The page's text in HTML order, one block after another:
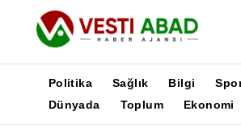
Politika Sağlık Bilgi
Dünyada
Toplum Ekonomi